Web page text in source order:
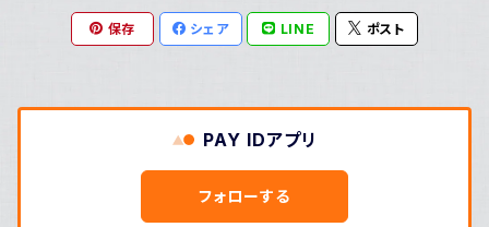
保存 シェア LINE ポスト
PAY IDアプリ
フォローする